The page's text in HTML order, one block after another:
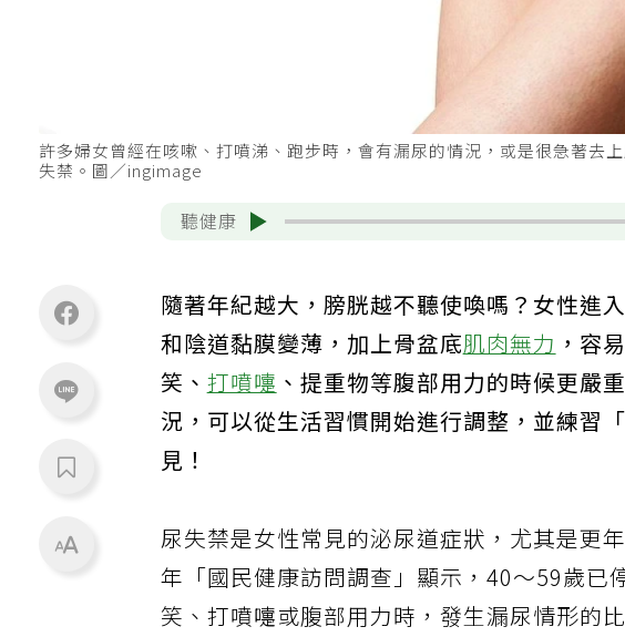
許多婦女曾經在咳嗽、打噴涕、跑步時，會有漏尿的情況，或是很急著去
失禁。圖／ingimage
聽健康
隨著年紀越大，膀胱越不聽使喚嗎？女性進
和陰道黏膜變薄，加上骨盆底肌肉無力 ，容
笑、打噴嚏 、提重物等腹部用力的時候更嚴
況，可以從生活習慣開始進行調整，並練習
見！
尿失禁是女性常見的泌尿道症狀，尤其是更
年「國民健康訪問調查」顯示，40～59歲已
笑、打噴嚏或腹部用力時，發生漏尿情形的